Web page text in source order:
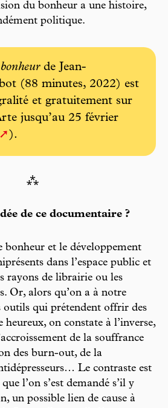
du bonheur a une histoire,
politique.
de Jean-
(88 minutes, 2022) est
et gratuitement sur
jusqu’au 25 février
).
⁂
de ce documentaire ?
bonheur et le développement
dans l’espace public et
rayons de librairie ou les
Or, alors qu’on a à notre
outils qui prétendent offrir des
heureux, on constate à l’inverse,
de la souffrance
des burn-out, de la
Le contraste est
l’on s’est demandé s’il y
un possible lien de cause à